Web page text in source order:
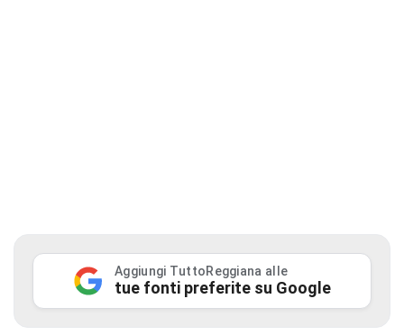
Aggiungi TuttoReggiana alle
tue fonti preferite su Google